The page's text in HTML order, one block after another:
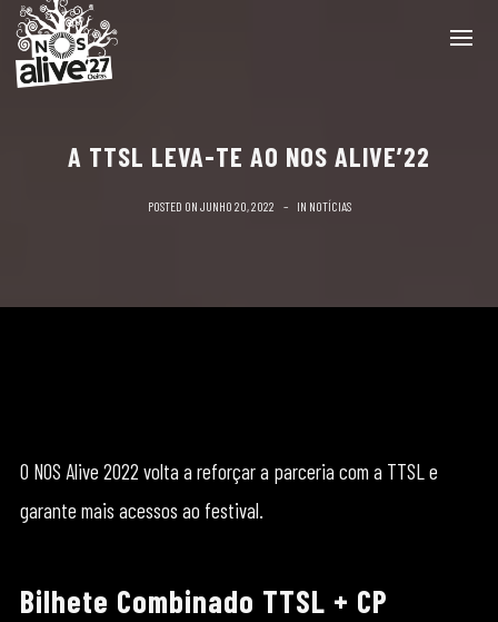
A TTSL LEVA-TE AO NOS ALIVE’22
POSTED ON JUNHO 20, 2022 IN NOTÍCIAS
O NOS Alive 2022 volta a reforçar a parceria com a TTSL e
garante mais acessos ao festival.
Bilhete Combinado TTSL + CP